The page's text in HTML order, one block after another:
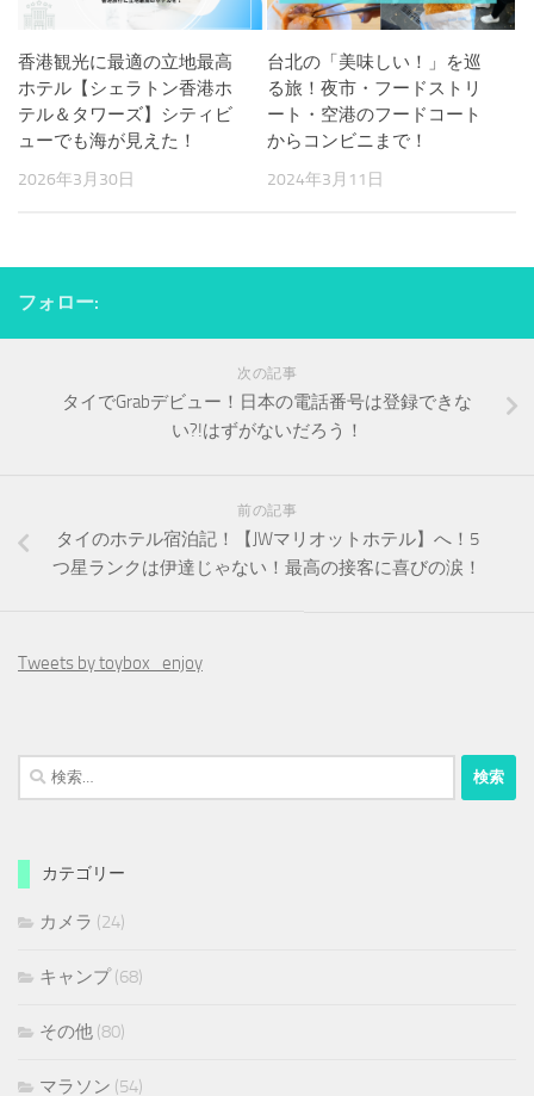
香港観光に最適の立地最高
ホテル【シェラトン香港ホ
テル＆タワーズ】シティビ
ューでも海が見えた！
2026年3月30日
台北の「美味しい！」を巡
る旅！夜市・フードストリ
ート・空港のフードコート
からコンビニまで！
2024年3月11日
フォロー:
次の記事
タイでGrabデビュー！日本の電話番号は登録できな
い?!はずがないだろう！
前の記事
タイのホテル宿泊記！【JWマリオットホテル】へ！5
つ星ランクは伊達じゃない！最高の接客に喜びの涙！
Tweets by toybox_enjoy
検
索:
カテゴリー
カメラ (24)
キャンプ(68)
その他 (80)
マラソン (54)